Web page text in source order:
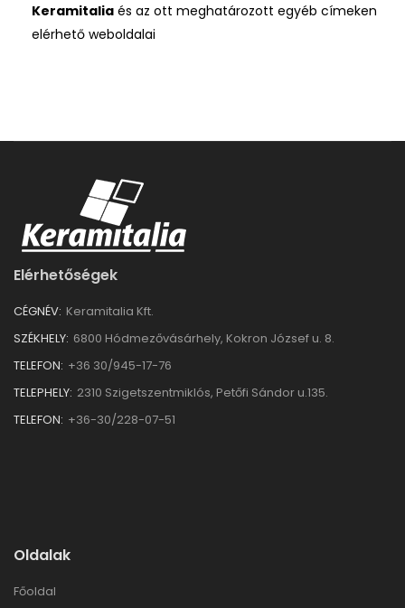
Keramitalia és az ott meghatározott egyéb címeken
elérhető weboldalai
Elérhetőségek
CÉGNÉV: Keramitalia Kft.
SZÉKHELY: 6800 Hódmezővásárhely, Kokron József u. 8.
TELEFON: +36 30/945-17-76
TELEPHELY: 2310 Szigetszentmiklós, Petőfi Sándor u.135.
TELEFON: +36-30/228-07-51
Oldalak
Főoldal